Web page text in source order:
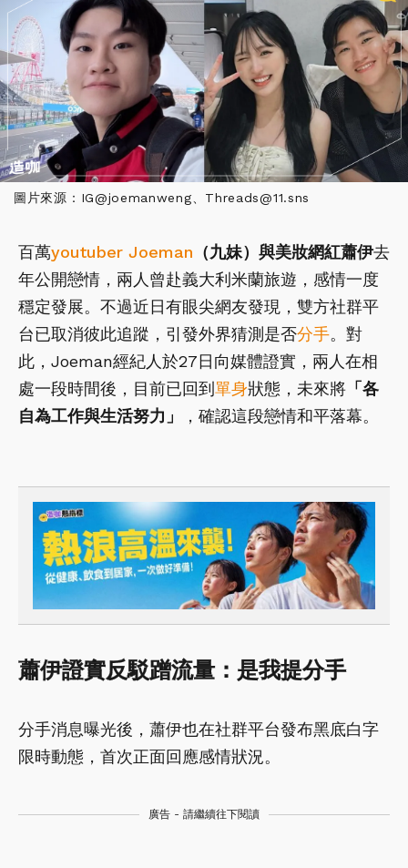
圖片來源：IG@joemanweng、Threads@11.sns
百萬youtuber Joeman （九妹） 與美妝網紅蕭伊去
年公開戀情，兩人曾赴義大利米蘭旅遊，感情一度
穩定發展。不過近日有眼尖網友發現，雙方社群平
台已取消彼此追蹤，引發外界猜測是否分手。對
此，Joeman經紀人於27日向媒體證實，兩人在相
處一段時間後，目前已回到 單身狀態，未來將 「各
自為工作與生活努力」
，確認這段戀情和平落幕。
蕭伊證實反駁蹭流量：是我提分手
分手消息曝光後，蕭伊也在社群平台發布黑底白字
限時動態，首次正面回應感情狀況。
廣告 - 請繼續往下閱讀